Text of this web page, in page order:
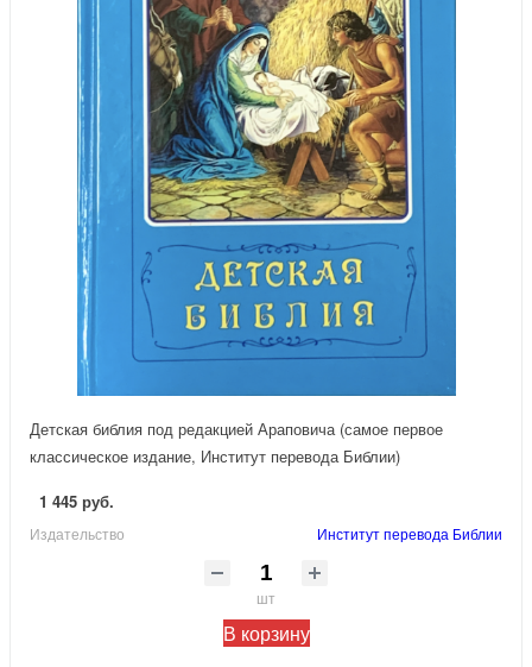
Детская библия под редакцией Араповича (самое первое
классическое издание, Институт перевода Библии)
1 445 руб.
Издательство Институт перевода Библии
шт
В корзину